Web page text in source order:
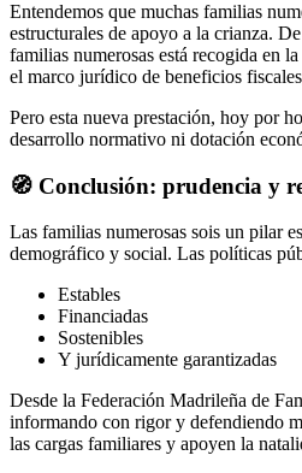
Entendemos que muchas familias
estructurales de apoyo a la crianza.
familias numerosas está recogida en
el marco jurídico de beneficios
Pero esta nueva prestación, hoy por
desarrollo normativo ni dotación
🧭 Conclusión: prudencia y
Las familias numerosas sois un pilar
demográfico y social. Las políticas
Estables
Financiadas
Sostenibles
Y jurídicamente garantizadas
Desde la Federación Madrileña de
informando con rigor y defendiendo
las cargas familiares y apoyen la